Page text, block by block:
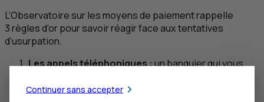
L’Observatoire sur les moyens de paiement rappelle
3 règles d’or pour savoir réagir face aux tentatives
d’usurpation.
Les appels téléphoniques :un banquier qui vous
communiquiez des identifiants ou que vous
Continuer sans accepter